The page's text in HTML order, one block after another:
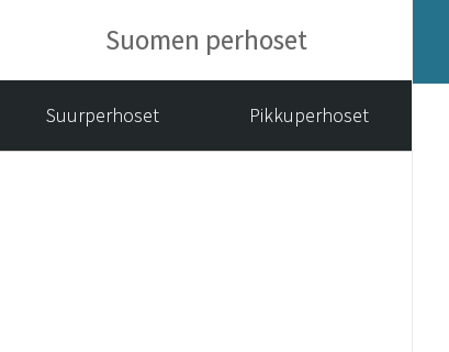
Suomen perhoset
Suurperhoset Pikkuperhoset